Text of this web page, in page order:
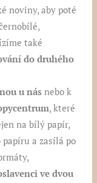
noviny, aby poté
také
do druhého
u nás nebo k
, které
na bílý papír,
a zasílá po
ve dvou